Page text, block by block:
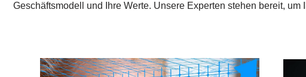
Geschäftsmodell und Ihre Werte. Unsere Experten stehen bereit,